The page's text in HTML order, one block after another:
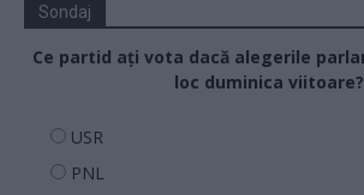
Sondaj
Ce partid ați vota dacă alegerile
loc duminica viitoare?
USR
PNL